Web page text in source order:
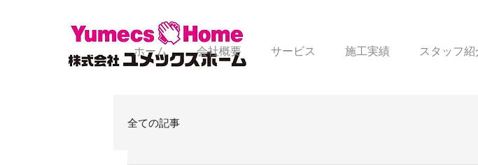
ホーム 会社概要 サービス 施工実績 スタッフ紹
全ての記事